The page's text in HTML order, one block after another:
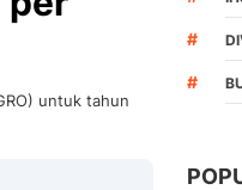
untuk tahun
#
#